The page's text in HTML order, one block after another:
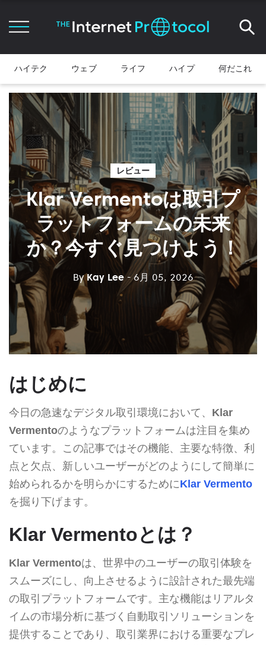
ハイテク ウェブ ライフ ハイプ 何だこれ
レビュー
Klar Vermentoは取引プ
ラットフォームの未来
か？今すぐ見つけよう！
ByKay Lee - 6月 05, 2026
はじめに
今日の急速なデジタル取引環境において、 Klar
Vermentoのようなプラットフォームは注目を集め
ています。この記事ではその機能、主要な特徴、利
点と欠点、新しいユーザーがどのようにして簡単に
始められるかを明らかにするためにKlar Vermento
を掘り下げます。
Klar Vermentoとは？
Klar Vermentoは、世界中のユーザーの取引体験を
スムーズにし、向上させるように設計された最先端
の取引プラットフォームです。主な機能はリアルタ
イムの市場分析に基づく自動取引ソリューションを
提供することであり、取引業界における重要なプレ